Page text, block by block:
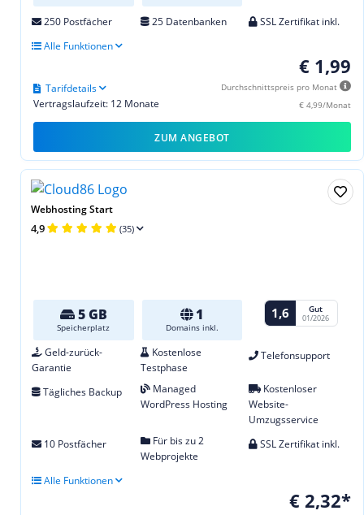
250 Postfächer 25 Datenbanken
SSL Zertifikat inkl.
Alle Funktionen
€ 1,99
Durchschnittspreis pro Monat
€ 4,99/Monat
Vertragslaufzeit: 12 Monate
Tarifdetails
ZUM ANGEBOT
Webhosting Start
4,9 (35)
5 GB
Speicherplatz
1
Domains inkl.
1,6 Gut
01/2026
Geld-zurück-
Garantie
Kostenlose
Testphase
Telefonsupport
Tägliches Backup
Managed
WordPress Hosting
Kostenloser
Website-
Umzugsservice
10 Postfächer
Für bis zu 2
Webprojekte
SSL Zertifikat inkl.
Alle Funktionen
€ 2,32*